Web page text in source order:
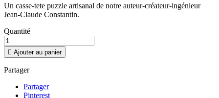
Un casse-tete puzzle artisanal de notre auteur-créateur-ingénieur
Jean-Claude Constantin.
Quantité
 Ajouter au panier
Partager
Partager
Pinterest